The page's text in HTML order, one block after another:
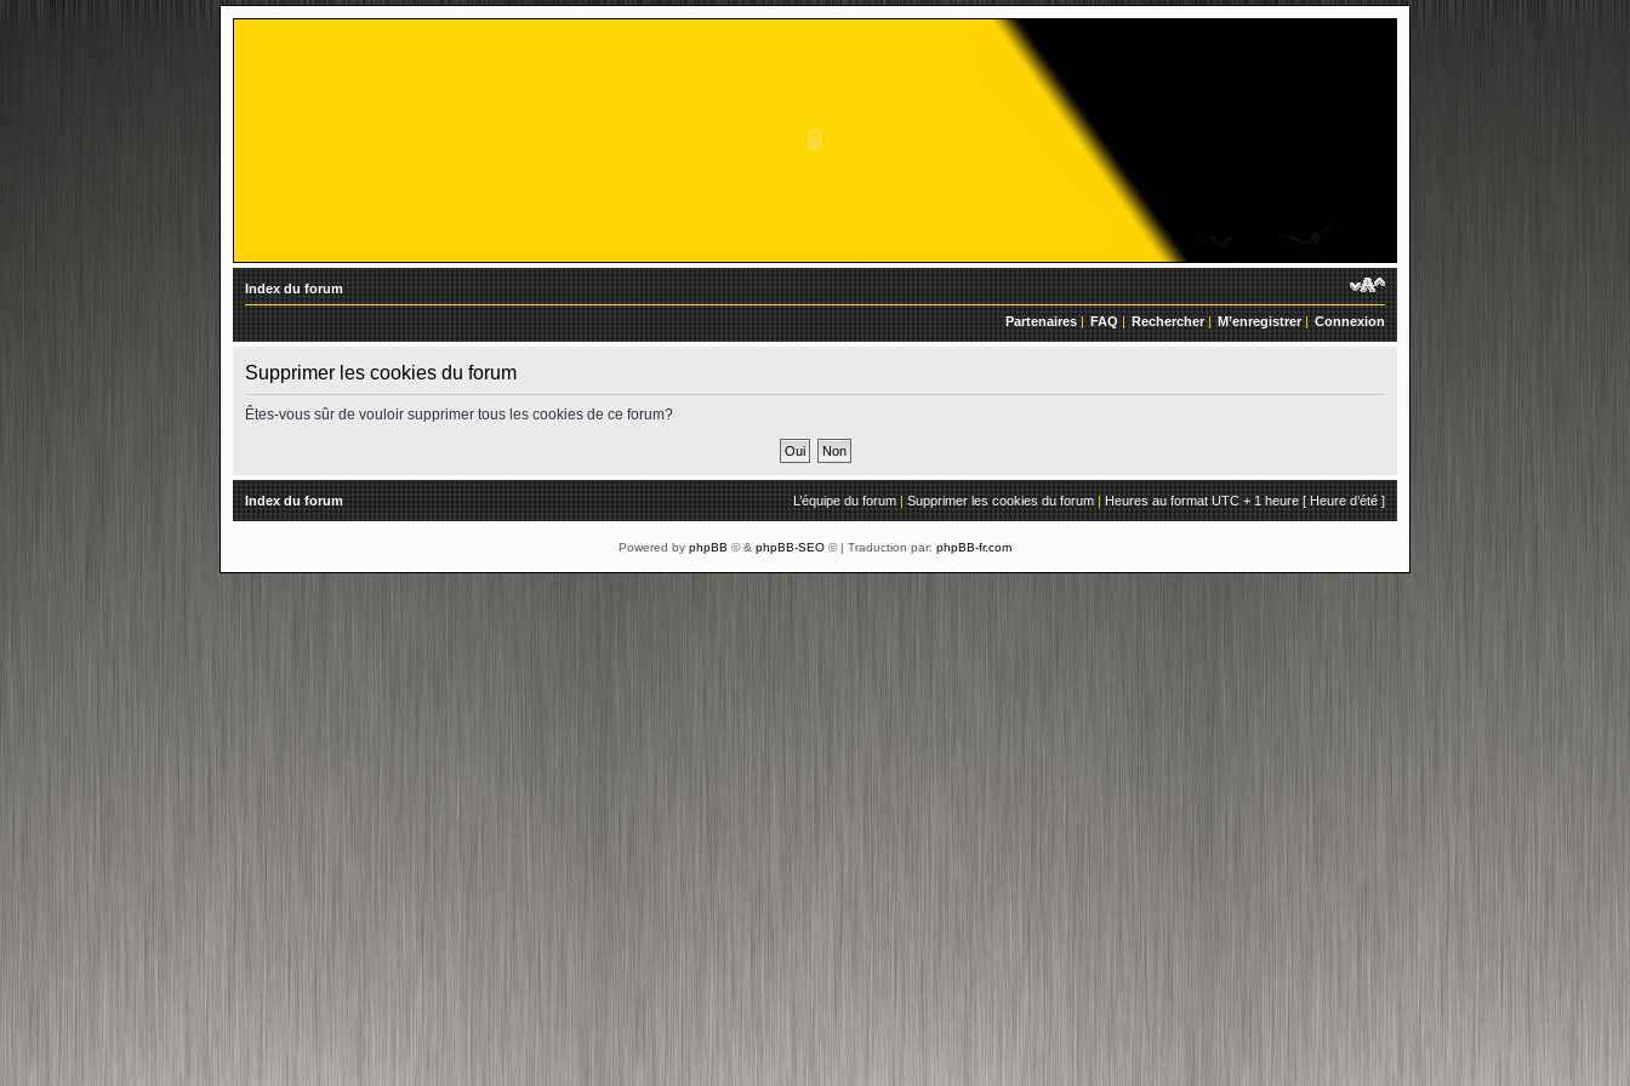
Index du forum
Partenaires| FAQ| Rechercher| M’enregistrer| Connexion
Supprimer les cookies du forum
Êtes-vous sûr de vouloir supprimer tous les cookies de ce forum?
Index du forum L’équipe du forum |Supprimer les cookies du forum|Heures au format UTC + 1 heure [ Heure d’été ]
Powered by phpBB © & phpBB-SEO © | Traduction par: phpBB-fr.com